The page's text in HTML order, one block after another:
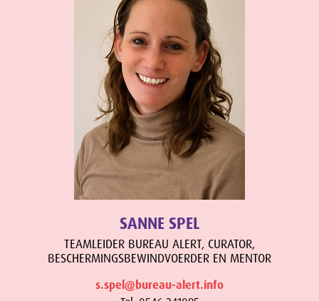
SANNE SPEL
TEAMLEIDER BUREAU ALERT, CURATOR,
BESCHERMINGSBEWINDVOERDER EN MENTOR
s.spel@bureau-alert.info